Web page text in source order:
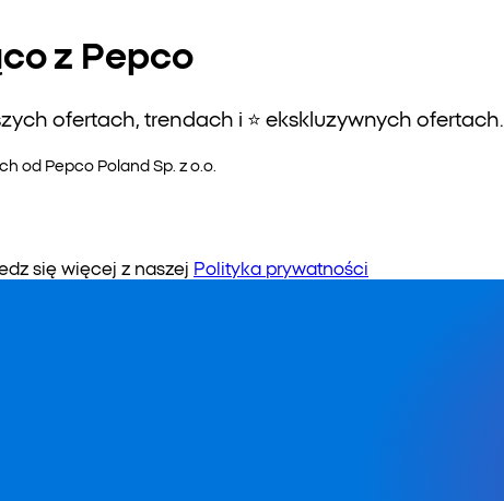
z Pepco
ofertach, trendach i ⭐️ ekskluzywnych ofertach.
od Pepco Poland Sp. z o.o.
się więcej z naszej Polityka prywatności